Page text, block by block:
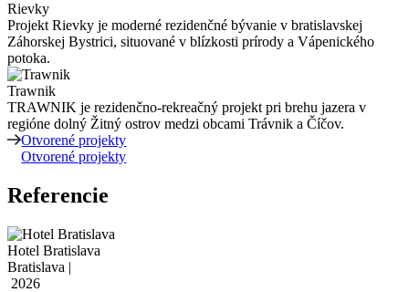
Rievky
Projekt Rievky je moderné rezidenčné bývanie v bratislavskej
Záhorskej Bystrici, situované v blízkosti prírody a Vápenického
potoka.
Trawnik
TRAWNIK je rezidenčno-rekreačný projekt pri brehu jazera v
regióne dolný Žitný ostrov medzi obcami Trávnik a Číčov.
Otvorené projekty
Otvorené projekty
Referencie
Hotel Bratislava
Bratislava |
2026